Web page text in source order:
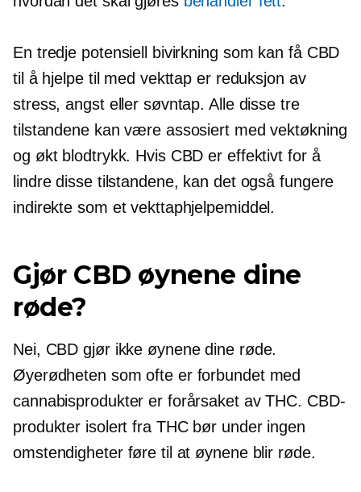
En tredje potensiell bivirkning som kan få CBD
til å hjelpe til med vekttap er reduksjon av
stress, angst eller søvntap. Alle disse tre
tilstandene kan være assosiert med vektøkning
og økt blodtrykk. Hvis CBD er effektivt for å
lindre disse tilstandene, kan det også fungere
indirekte som et vekttaphjelpemiddel.
Gjør CBD øynene dine
røde?
Nei, CBD gjør ikke øynene dine røde.
Øyerødheten som ofte er forbundet med
cannabisprodukter er forårsaket av THC. CBD-
produkter isolert fra THC bør under ingen
omstendigheter føre til at øynene blir røde.